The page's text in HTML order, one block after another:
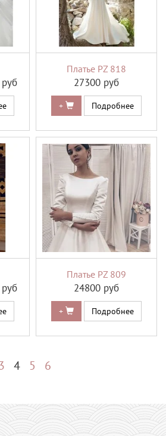
Платье PZ 818
27300 руб
+ Подробнее
Платье PZ 809
24800 руб
+ Подробнее
4 5 6